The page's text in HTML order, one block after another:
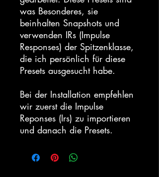
was Besonderes, sie
beinhalten Snapshots und
verwenden IRs (Impulse
Responses) der Spitzenklasse,
die ich persönlich für diese
Presets ausgesucht habe.
Bei der Installation empfehlen
wir zuerst die Impulse
Reponses (Irs) zu importieren
und danach die Presets.